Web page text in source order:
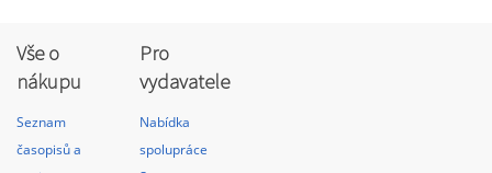
Vše o
nákupu
Seznam
časopisů a
Pro
vydavatele
Nabídka
spolupráce